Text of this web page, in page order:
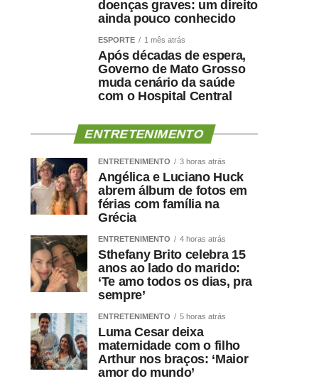
doenças graves: um direito
ainda pouco conhecido
ESPORTE 1 mês atrás
Após décadas de espera,
Governo de Mato Grosso
muda cenário da saúde
com o Hospital Central
ENTRETENIMENTO
ENTRETENIMENTO 3 horas atrás
Angélica e Luciano Huck
abrem álbum de fotos em
férias com família na
Grécia
ENTRETENIMENTO 4 horas atrás
Sthefany Brito celebra 15
anos ao lado do marido:
‘Te amo todos os dias, pra
sempre’
ENTRETENIMENTO 5 horas atrás
Luma Cesar deixa
maternidade com o filho
Arthur nos braços: ‘Maior
amor do mundo’